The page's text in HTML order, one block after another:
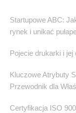
Startupowe ABC:
rynek i unikać
Pojecie drukarki i jej
Kluczowe Atrybuty
Przewodnik dla
Certyfikacja ISO